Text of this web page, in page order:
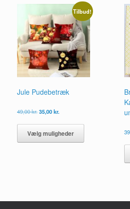
Mulighederne
kan
vælges
på
varesiden
Tilbud!
Jule Pudebetræk
49,00kr.Den
pris
var:
49,00 kr..
35,00kr.
pris
er:
35,00 kr..
Vælg muligheder
har